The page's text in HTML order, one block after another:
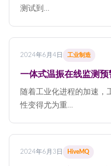
测试到…
2024年6月4日 工业制造
一体式温振在线监测
随着工业化进程的加速，
性变得尤为重…
2024年6月3日 HiveMQ